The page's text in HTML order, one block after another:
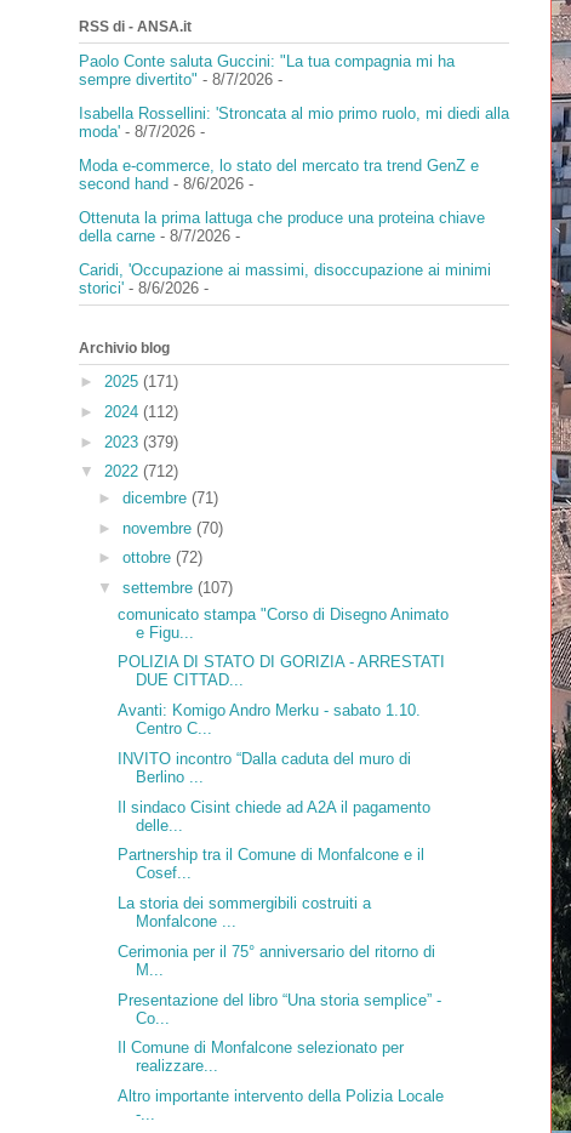
RSS di - ANSA.it
Paolo Conte saluta Guccini: "La tua compagnia mi ha
sempre divertito" - 8/7/2026-
Isabella Rossellini: 'Stroncata al mio primo ruolo, mi diedi alla
moda'- 8/7/2026-
Moda e-commerce, lo stato del mercato tra trend GenZ e
second hand - 8/6/2026-
Ottenuta la prima lattuga che produce una proteina chiave
della carne- 8/7/2026-
Caridi, 'Occupazione ai massimi, disoccupazione ai minimi
storici'- 8/6/2026-
Archivio blog
► 2025 (171)
► 2024 (112)
► 2023 (379)
▼ 2022 (712)
►dicembre(71)
►novembre(70)
►ottobre(72)
▼settembre(107)
comunicato stampa "Corso di Disegno Animato
e Figu...
POLIZIA DI STATO DI GORIZIA - ARRESTATI
DUE CITTAD...
Avanti: Komigo Andro Merku - sabato 1.10.
Centro C...
INVITO incontro “Dalla caduta del muro di
Berlino ...
Il sindaco Cisint chiede ad A2A il pagamento
delle...
Partnership tra il Comune di Monfalcone e il
Cosef...
La storia dei sommergibili costruiti a
Monfalcone ...
Cerimonia per il 75° anniversario del ritorno di
M...
Presentazione del libro “Una storia semplice” -
Co...
Il Comune di Monfalcone selezionato per
realizzare...
Altro importante intervento della Polizia Locale
-...